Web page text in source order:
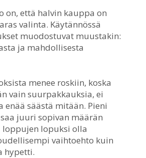
on, että halvin kauppa on
valinta. Käytännössä
muodostuvat muustakin:
ja mahdollisesta
menee roskiin, koska
vain suurpakkauksia, ei
säästä mitään. Pieni
juuri sopivan määrän
lopuksi olla
vaihtoehto kuin
hypetti.